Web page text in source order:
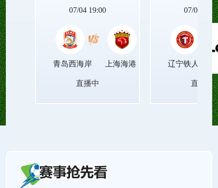
07/04 19:00
青岛西海岸 上海海港
直播中
07/04
辽宁铁人
直播中